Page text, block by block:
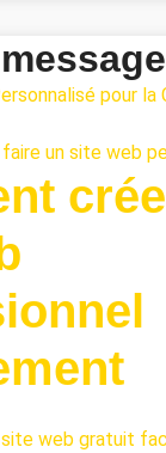
pour
faire un site web
site web gratuit